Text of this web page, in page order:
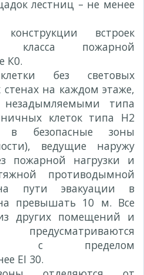
лестниц – не менее
конструкции встроек
класса пожарной
К0.
без световых
на каждом этаже,
незадымляемыми типа
клеток типа Н2
в безопасные зоны
ведущие наружу
пожарной нагрузки и
противодымной
пути эвакуации в
превышать 10 м. Все
других помещений и
с пределом
EI 30.